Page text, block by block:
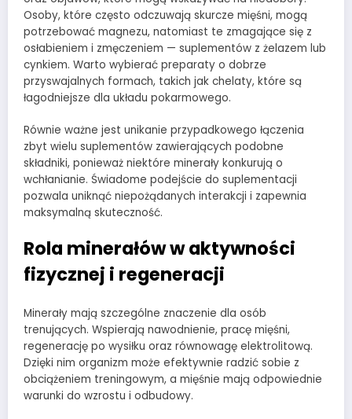
Osoby, które często odczuwają skurcze mięśni, mogą
potrzebować magnezu, natomiast te zmagające się z
osłabieniem i zmęczeniem — suplementów z żelazem lub
cynkiem. Warto wybierać preparaty o dobrze
przyswajalnych formach, takich jak chelaty, które są
łagodniejsze dla układu pokarmowego.
Równie ważne jest unikanie przypadkowego łączenia
zbyt wielu suplementów zawierających podobne
składniki, ponieważ niektóre minerały konkurują o
wchłanianie. Świadome podejście do suplementacji
pozwala uniknąć niepożądanych interakcji i zapewnia
maksymalną skuteczność.
Rola minerałów w aktywności
fizycznej i regeneracji
Minerały mają szczególne znaczenie dla osób
trenujących. Wspierają nawodnienie, pracę mięśni,
regenerację po wysiłku oraz równowagę elektrolitową.
Dzięki nim organizm może efektywnie radzić sobie z
obciążeniem treningowym, a mięśnie mają odpowiednie
warunki do wzrostu i odbudowy.